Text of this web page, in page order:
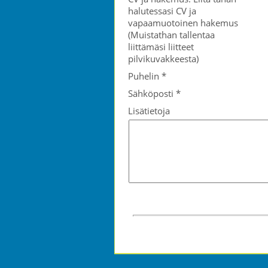
halutessasi CV ja
vapaamuotoinen hakemus
(Muistathan tallentaa
liittämäsi liitteet
pilvikuvakkeesta)
Puhelin *
Sähköposti *
Lisätietoja